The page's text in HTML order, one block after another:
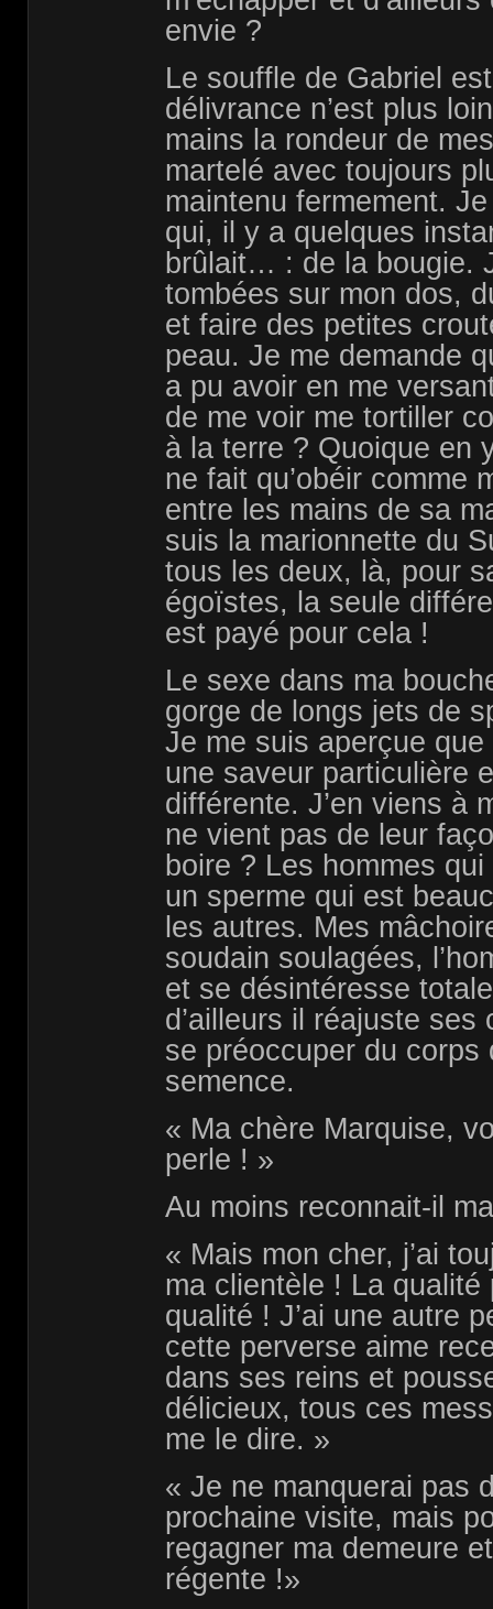
envie ?
Le souffle de Gabriel
délivrance n’est plus
mains la rondeur de
martelé avec toujours
maintenu fermement.
qui, il y a quelques
brûlait… : de la bougie.
tombées sur mon dos,
et faire des petites
peau. Je me demande
a pu avoir en me
de me voir me tortiller
à la terre ? Quoique en
ne fait qu’obéir comme
entre les mains de sa
suis la marionnette du
tous les deux, là, pour
égoïstes, la seule
est payé pour cela !
Le sexe dans ma
gorge de longs jets de
Je me suis aperçue
une saveur particulière
différente. J’en viens à
ne vient pas de leur
boire ? Les hommes
un sperme qui est
les autres. Mes
soudain soulagées,
et se désintéresse
d’ailleurs il réajuste
se préoccuper du corps
semence.
« Ma chère Marquise,
perle ! »
Au moins reconnait-il
« Mais mon cher, j’ai
ma clientèle ! La qualité
qualité ! J’ai une autre
cette perverse aime
dans ses reins et
délicieux, tous ces
me le dire. »
« Je ne manquerai pas
prochaine visite, mais
regagner ma demeure
régente !»